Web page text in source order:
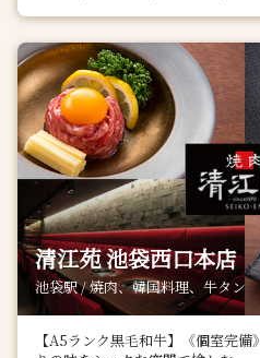
清江苑 池袋西口本店
池袋駅 / 焼肉、韓国料理、牛タン
【A5ランク黒毛和牛】《個室完